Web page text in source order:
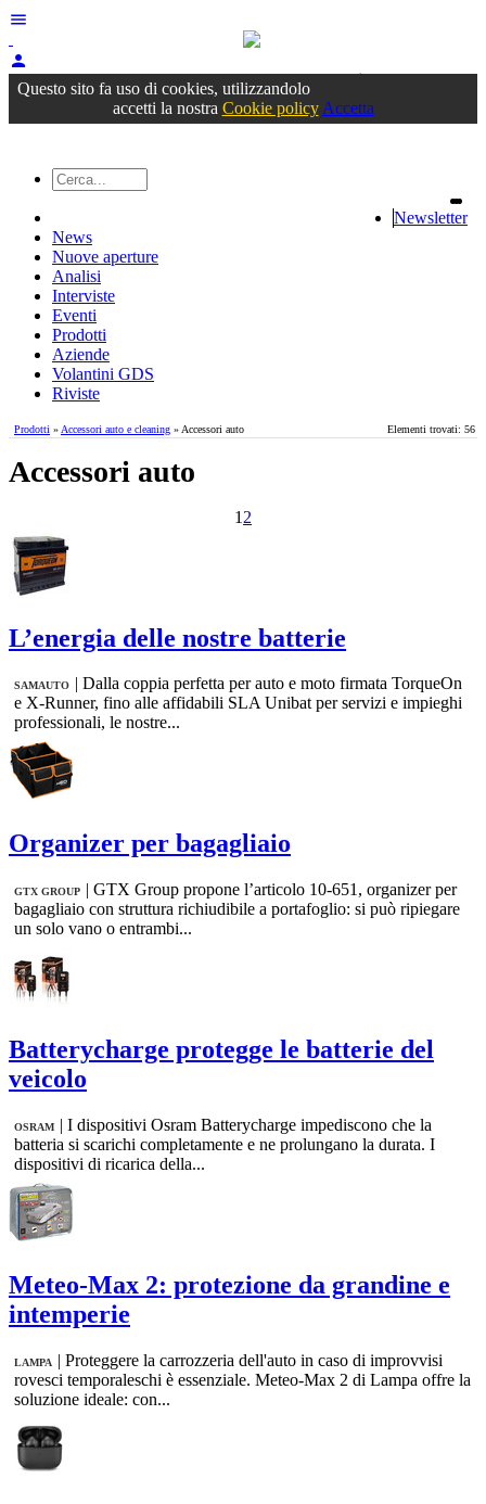
menu
person
Accedioppure registrati
Questo sito fa uso di cookies, utilizzandolo
accetti la nostra Cookie policy Accetta
Newsletter
News
Nuove aperture
Analisi
Interviste
Eventi
Prodotti
Aziende
Volantini GDS
Riviste
Elementi trovati: 56
Prodotti » Accessori auto e cleaning » Accessori auto
Accessori auto
1 2
L’energia delle nostre batterie
SAMAUTO
Dalla coppia perfetta per auto e moto firmata TorqueOn
e X-Runner, fino alle affidabili SLA Unibat per servizi e impieghi
professionali, le nostre...
Organizer per bagagliaio
GTX GROUP | GTX Group propone l’articolo 10-651, organizer per
bagagliaio con struttura richiudibile a portafoglio: si può ripiegare
un solo vano o entrambi...
Batterycharge protegge le batterie del
veicolo
OSRAM | I dispositivi Osram Batterycharge impediscono che la
batteria si scarichi completamente e ne prolungano la durata. I
dispositivi di ricarica della...
Meteo-Max 2: protezione da grandine e
intemperie
LAMPA | Proteggere la carrozzeria dell'auto in caso di improvvisi
rovesci temporaleschi è essenziale. Meteo-Max 2 di Lampa offre la
soluzione ideale: con...